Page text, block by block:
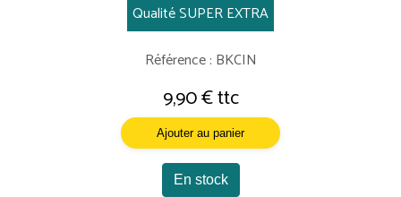
Qualité SUPER EXTRA
Référence : BKCIN
9,90 € ttc
Ajouter au panier
En stock